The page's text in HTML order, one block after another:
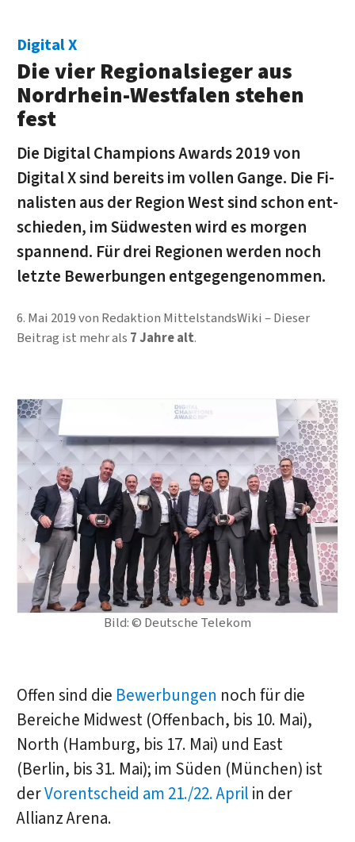
Bild: © Deutsche Telekom
Digital X
Die vier Regional­sieger aus
Nord­rhein-West­falen stehen
fest
Die Digital Champions Awards 2019 von
Digital X sind bereits im vollen Gange. Die Fi­
na­listen aus der Re­gion West sind schon ent­
schie­den, im Süd­westen wird es morgen
span­nend. Für drei Re­gio­nen werden noch
letzte Be­wer­bun­gen ent­gegen­genommen.
6. Mai 2019von Redaktion MittelstandsWiki
Dieser
Beitrag ist mehr als 7 Jahre alt.
Offen sind die Bewerbungen noch für die
Bereiche Midwest (Offenbach, bis 10. Mai),
North (Hamburg, bis 17. Mai) und East
(Berlin, bis 31. Mai); im Süden (München) ist
derVorentscheid am 21./22. April in der
Allianz Arena.